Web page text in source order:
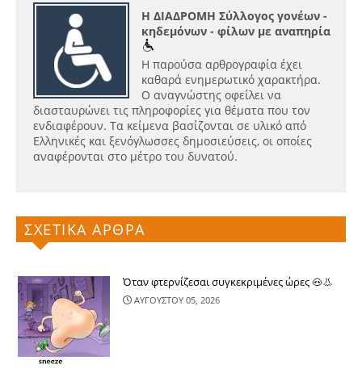
Η ΔΙΑΔΡΟΜΗ Σύλλογος γονέων -
κηδεμόνων - φίλων με αναπηρία
Η παρούσα αρθρογραφία έχει
καθαρά ενημερωτικό χαρακτήρα.
Ο αναγνώστης οφείλει να
διασταυρώνει τις πληροφορίες για θέματα που τον
ενδιαφέρουν. Τα κείμενα βασίζονται σε υλικό από
Ελληνικές και ξενόγλωσσες δημοσιεύσεις, οι οποίες
αναφέρονται στο μέτρο του δυνατού.
ΣΧΕΤΙΚΑ ΑΡΘΡΑ
Όταν φτερνίζεσαι συγκεκριμένες ώρες 🐽👃
ΑΥΓΟΥΣΤΟΥ 05, 2026